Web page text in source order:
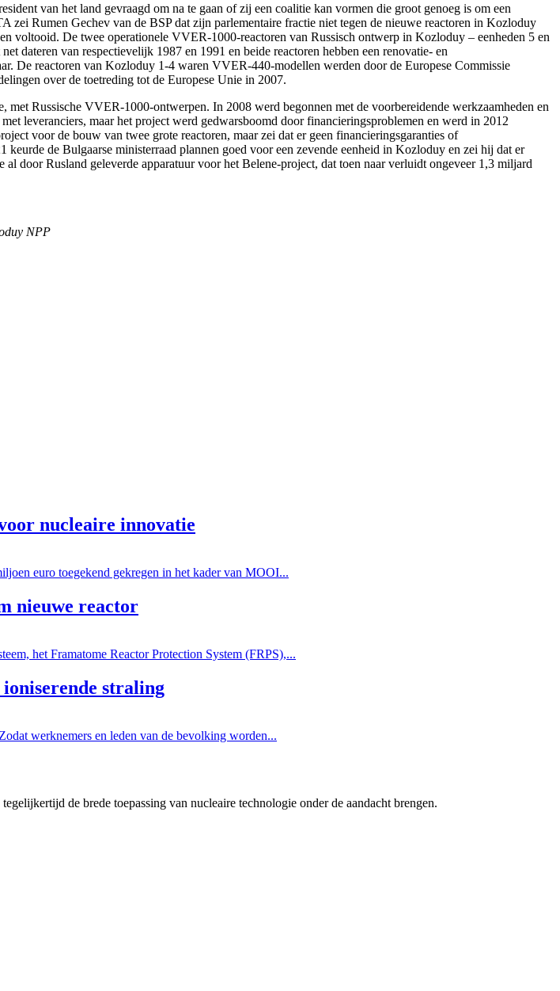
van het land gevraagd om na te gaan of zij een coalitie kan vormen die groot genoeg is om een
zei Rumen Gechev van de BSP dat zijn parlementaire fractie niet tegen de nieuwe reactoren in Kozloduy
voltooid. De twee operationele VVER-1000-reactoren van Russisch ontwerp in Kozloduy – eenheden 5 en
dateren van respectievelijk 1987 en 1991 en beide reactoren hebben een renovatie- en
De reactoren van Kozloduy 1-4 waren VVER-440-modellen werden door de Europese Commissie
over de toetreding tot de Europese Unie in 2007.
Russische VVER-1000-ontwerpen. In 2008 werd begonnen met de voorbereidende werkzaamheden en
leveranciers, maar het project werd gedwarsboomd door financieringsproblemen en werd in 2012
voor de bouw van twee grote reactoren, maar zei dat er geen financieringsgaranties of
de Bulgaarse ministerraad plannen goed voor een zevende eenheid in Kozloduy en zei hij dat er
door Rusland geleverde apparatuur voor het Belene-project, dat toen naar verluidt ongeveer 1,3 miljard
NPP
nucleaire innovatie
euro toegekend gekregen in het kader van MOOI...
nieuwe reactor
het Framatome Reactor Protection System (FRPS),...
straling
werknemers en leden van de bevolking worden...
de brede toepassing van nucleaire technologie onder de aandacht brengen.